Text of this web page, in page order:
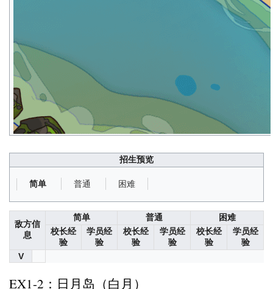
招生预览
简单 普通 困难
敌方信
息
简单 普通
困难
校长经
验
学员经
验
校长经
验
学员经
验
校长经
验
学员经
验
V
EX1-2：日月岛（白月）